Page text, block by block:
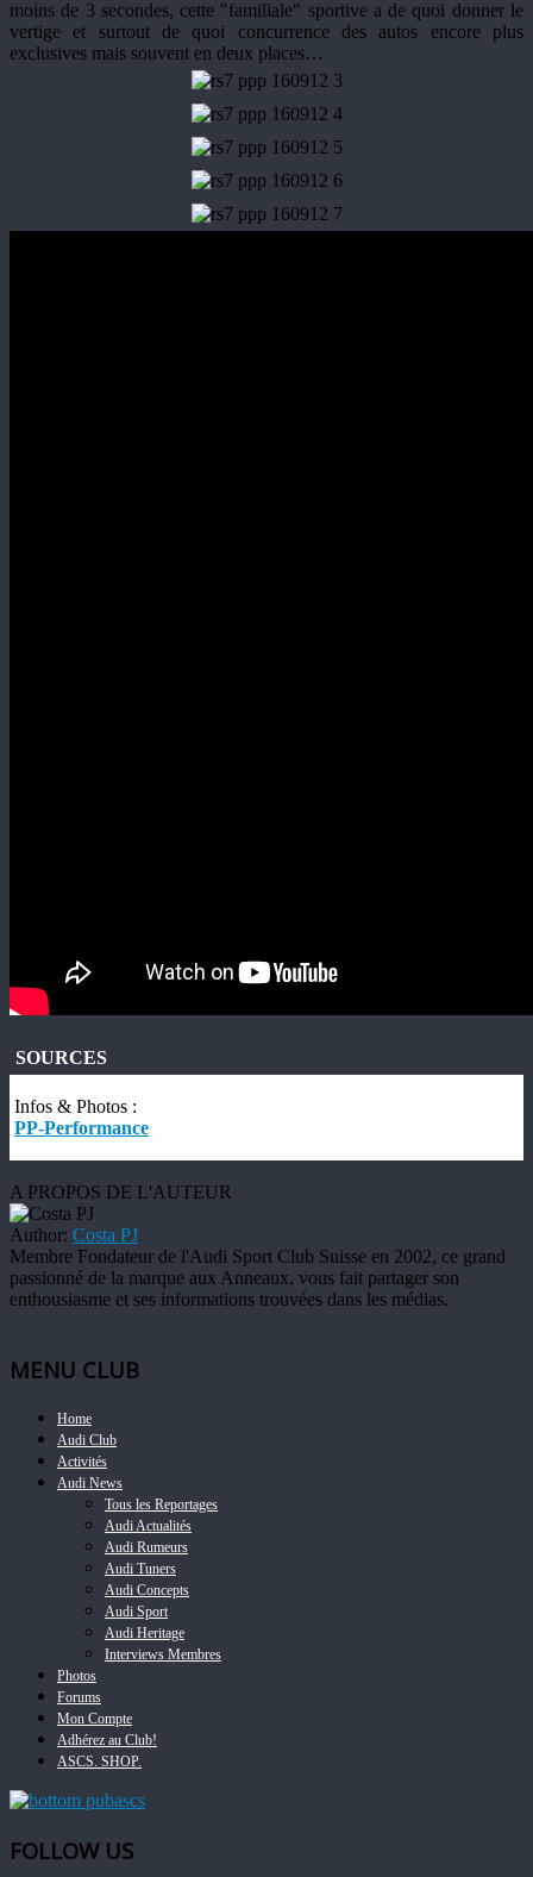
moins de 3 secondes, cette "familiale" sportive a de quoi donner le
vertige et surtout de quoi concurrence des autos encore plus
exclusives mais souvent en deux places…
SOURCES
Infos & Photos :
PP-Performance
A PROPOS DE L'AUTEUR
Author: Costa PJ
Membre Fondateur de l'Audi Sport Club Suisse en 2002, ce grand
passionné de la marque aux Anneaux, vous fait partager son
enthousiasme et ses informations trouvées dans les médias.
MENU CLUB
Home
Audi Club
Activités
Audi News
Tous les Reportages
Audi Actualités
Audi Rumeurs
Audi Tuners
Audi Concepts
Audi Sport
Audi Heritage
Interviews Membres
Photos
Forums
Mon Compte
Adhérez au Club!
ASCS. SHOP.
FOLLOW US